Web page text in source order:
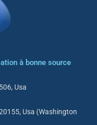
à bonne source
Usa
Usa (Washington